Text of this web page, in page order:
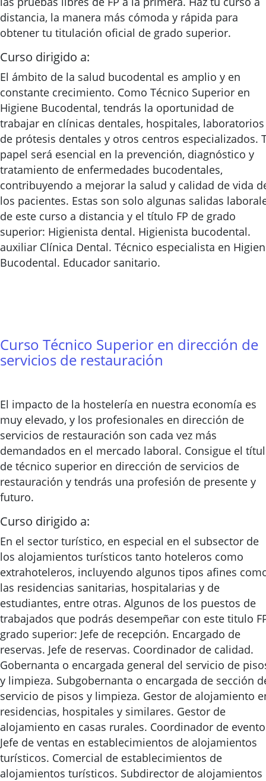
distancia, la manera más cómoda y rápida para
obtener tu titulación oficial de grado superior.
Curso dirigido a:
El ámbito de la salud bucodental es amplio y en
constante crecimiento. Como Técnico Superior en
Higiene Bucodental, tendrás la oportunidad de
trabajar en clínicas dentales, hospitales, laboratorios
de prótesis dentales y otros centros especializados.
papel será esencial en la prevención, diagnóstico y
tratamiento de enfermedades bucodentales,
contribuyendo a mejorar la salud y calidad de vida
los pacientes. Estas son solo algunas salidas
de este curso a distancia y el título FP de grado
superior: Higienista dental. Higienista bucodental.
auxiliar Clínica Dental. Técnico especialista en
Bucodental. Educador sanitario.
Curso Técnico Superior en dirección de
servicios de restauración
El impacto de la hostelería en nuestra economía es
muy elevado, y los profesionales en dirección de
servicios de restauración son cada vez más
demandados en el mercado laboral. Consigue el
de técnico superior en dirección de servicios de
restauración y tendrás una profesión de presente y
futuro.
Curso dirigido a:
En el sector turístico, en especial en el subsector de
los alojamientos turísticos tanto hoteleros como
extrahoteleros, incluyendo algunos tipos afines
las residencias sanitarias, hospitalarias y de
estudiantes, entre otras. Algunos de los puestos de
trabajados que podrás desempeñar con este titulo
grado superior: Jefe de recepción. Encargado de
reservas. Jefe de reservas. Coordinador de calidad.
Gobernanta o encargada general del servicio de
y limpieza. Subgobernanta o encargada de sección
servicio de pisos y limpieza. Gestor de alojamiento
residencias, hospitales y similares. Gestor de
alojamiento en casas rurales. Coordinador de
Jefe de ventas en establecimientos de alojamientos
turísticos. Comercial de establecimientos de
alojamientos turísticos. Subdirector de alojamientos